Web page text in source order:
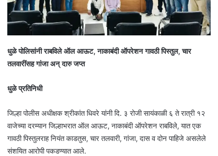
धुळे पोलिसांनी राबविले ऑल आऊट, नाकाबंदी ऑपरेशन गावठी पिस्तुल, चार
तलवारींसह गांजा अन् दारु जप्त
धुळे प्रतिनिधी
जिल्हा पोलीस अधीक्षक श्रीकांत धिवरे यांनी दि. ३ रोजी सायंकाळी ६ ते रात्री १२
वाजेच्या दरम्यान जिल्हाभरात ऑल आऊट, नाकाबंदी ऑपरेशन राबविले, यात एक
गावठी पिस्तुलराह नियंत काडतुस, चार तलवारी, गांजा, दास व दोन पाहिजे असलेले
संशयित आरोपी पकडण्यात आले.